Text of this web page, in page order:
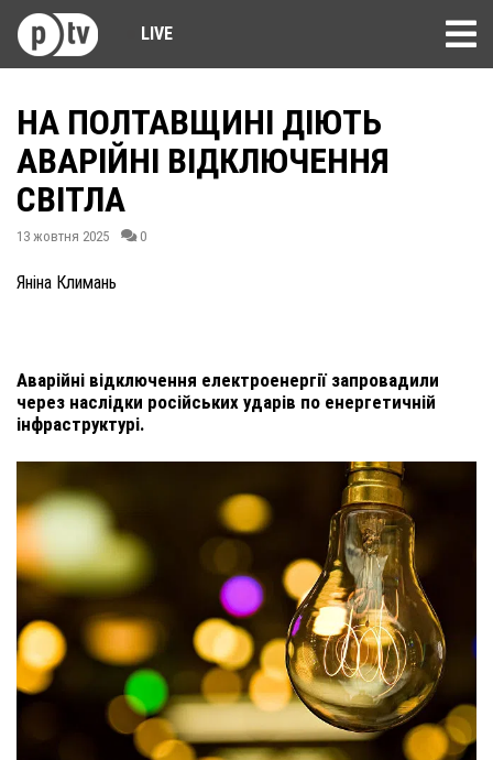
LIVE
НА ПОЛТАВЩИНІ ДІЮТЬ
АВАРІЙНІ ВІДКЛЮЧЕННЯ
СВІТЛА
13 жовтня 2025 0
Яніна Климань
Аварійні відключення електроенергії запровадили
через наслідки російських ударів по енергетичній
інфраструктурі.